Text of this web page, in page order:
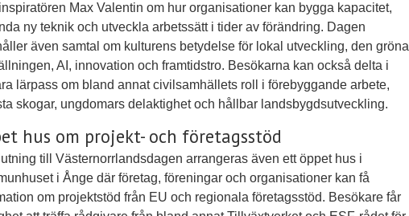
Max Valentin om hur organisationer kan bygga kapacitet,
ny teknik och utveckla arbetssätt i tider av förändring. Dagen
även samtal om kulturens betydelse för lokal utveckling, den gröna
AI, innovation och framtidstro. Besökarna kan också delta i
lärpass om bland annat civilsamhällets roll i förebyggande arbete,
skogar, ungdomars delaktighet och hållbar landsbygdsutveckling.
hus om projekt- och företagsstöd
till Västernorrlandsdagen arrangeras även ett öppet hus i
i Ånge där företag, föreningar och organisationer kan få
om projektstöd från EU och regionala företagsstöd. Besökare får